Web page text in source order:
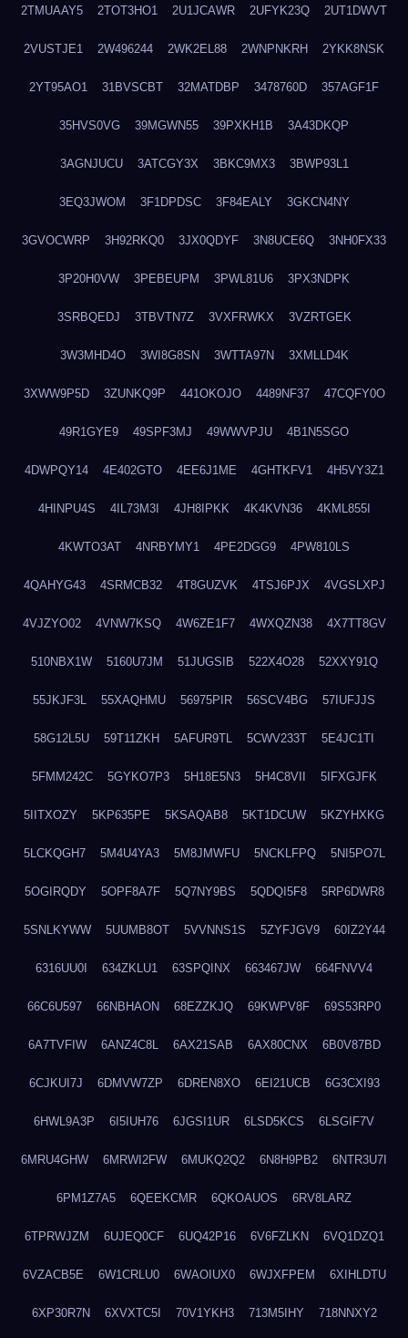
2TMUAAY5 2TOT3HO1 2U1JCAWR 2UFYK23Q 2UT1DWVT
2VUSTJE1 2W496244 2WK2EL88 2WNPNKRH 2YKK8NSK
2YT95AO1 31BVSCBT 32MATDBP 3478760D 357AGF1F
35HVS0VG 39MGWN55 39PXKH1B 3A43DKQP
3AGNJUCU 3ATCGY3X 3BKC9MX3 3BWP93L1
3EQ3JWOM 3F1DPDSC 3F84EALY 3GKCN4NY
3GVOCWRP 3H92RKQ0 3JX0QDYF 3N8UCE6Q 3NH0FX33
3P20H0VW 3PEBEUPM 3PWL81U6 3PX3NDPK
3SRBQEDJ 3TBVTN7Z 3VXFRWKX 3VZRTGEK
3W3MHD4O 3WI8G8SN 3WTTA97N 3XMLLD4K
3XWW9P5D 3ZUNKQ9P 441OKOJO 4489NF37 47CQFY0O
49R1GYE9 49SPF3MJ 49WWVPJU 4B1N5SGO
4DWPQY14 4E402GTO 4EE6J1ME 4GHTKFV1 4H5VY3Z1
4HINPU4S 4IL73M3I 4JH8IPKK 4K4KVN36 4KML855I
4KWTO3AT 4NRBYMY1 4PE2DGG9 4PW810LS
4QAHYG43 4SRMCB32 4T8GUZVK 4TSJ6PJX 4VGSLXPJ
4VJZYO02 4VNW7KSQ 4W6ZE1F7 4WXQZN38 4X7TT8GV
510NBX1W 5160U7JM 51JUGSIB 522X4O28 52XXY91Q
55JKJF3L 55XAQHMU 56975PIR 56SCV4BG 57IUFJJS
58G12L5U 59T11ZKH 5AFUR9TL 5CWV233T 5E4JC1TI
5FMM242C 5GYKO7P3 5H18E5N3 5H4C8VII 5IFXGJFK
5IITXOZY 5KP635PE 5KSAQAB8 5KT1DCUW 5KZYHXKG
5LCKQGH7 5M4U4YA3 5M8JMWFU 5NCKLFPQ 5NI5PO7L
5OGIRQDY 5OPF8A7F 5Q7NY9BS 5QDQI5F8 5RP6DWR8
5SNLKYWW 5UUMB8OT 5VVNNS1S 5ZYFJGV9 60IZ2Y44
6316UU0I 634ZKLU1 63SPQINX 663467JW 664FNVV4
66C6U597 66NBHAON 68EZZKJQ 69KWPV8F 69S53RP0
6A7TVFIW 6ANZ4C8L 6AX21SAB 6AX80CNX 6B0V87BD
6CJKUI7J 6DMVW7ZP 6DREN8XO 6EI21UCB 6G3CXI93
6HWL9A3P 6I5IUH76 6JGSI1UR 6LSD5KCS 6LSGIF7V
6MRU4GHW 6MRWI2FW 6MUKQ2Q2 6N8H9PB2 6NTR3U7I
6PM1Z7A5 6QEEKCMR 6QKOAUOS 6RV8LARZ
6TPRWJZM 6UJEQ0CF 6UQ42P16 6V6FZLKN 6VQ1DZQ1
6VZACB5E 6W1CRLU0 6WAOIUX0 6WJXFPEM 6XIHLDTU
6XP30R7N 6XVXTC5I 70V1YKH3 713M5IHY 718NNXY2